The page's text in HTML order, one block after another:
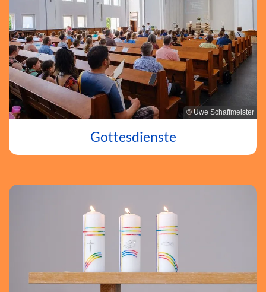
© Uwe Schaffmeister
Gottesdienste